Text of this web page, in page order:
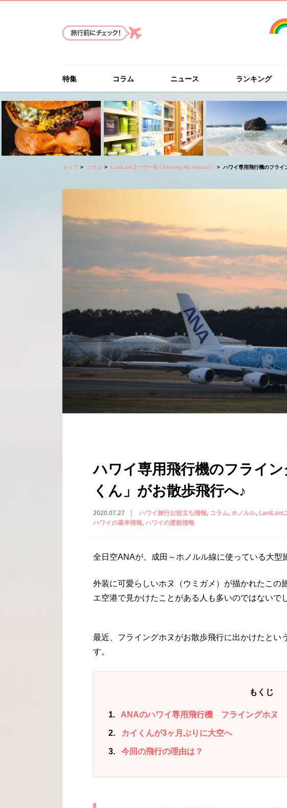
特集 コラム ニュース ランキング
トップ コラム LaniLaniユーザー発！Sharing My Hawaii♡ ハワイ専用飛行機のフライ
ハワイ専用飛行機のフライ
くん」がお散歩飛行へ♪
2020.07.27 ハワイ旅行お役立ち情報 コラム ホノルル LaniLani
ハワイの基本情報 ハワイの渡航情報
全日空ANAが、成田～ホノルル線に使っている大型
外装に可愛らしいホヌ（ウミガメ）が描かれたこの
エ空港で見かけたことがある人も多いのではないで
最近、フライングホヌがお散歩飛行に出かけたとい
す。
もくじ
1 ANAのハワイ専用飛行機 フライングホヌ
2 カイくんが3ヶ月ぶりに大空へ
3 今回の飛行の理由は？